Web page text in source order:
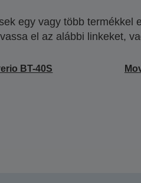
egy vagy több termékkel
el az alábbi linkeket,
BT-40S